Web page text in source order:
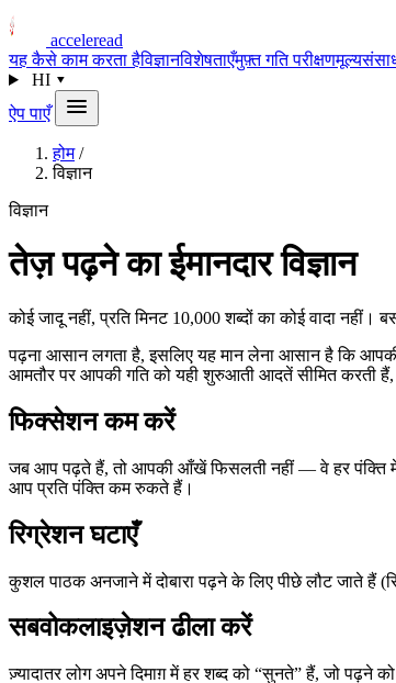
acceleread
यह कैसे काम करता हैविज्ञानविशेषताएँमुफ़्त गति परीक्षणमूल्य
HI ▾
ऐप पाएँ
होम /
विज्ञान
विज्ञान
तेज़ पढ़ने का ईमानदार विज्ञान
कोई जादू नहीं, प्रति मिनट 10,000 शब्दों का कोई वादा
पढ़ना आसान लगता है, इसलिए यह मान लेना आसान है कि
आमतौर पर आपकी गति को यही शुरुआती आदतें सीमित करती
फिक्सेशन कम करें
जब आप पढ़ते हैं, तो आपकी आँखें फिसलती नहीं — वे हर पंक्ति में
आप प्रति पंक्ति कम रुकते हैं।
रिग्रेशन घटाएँ
कुशल पाठक अनजाने में दोबारा पढ़ने के लिए पीछे लौट जाते हैं
सबवोकलाइज़ेशन ढीला करें
ज़्यादातर लोग अपने दिमाग़ में हर शब्द को “सुनते” हैं, जो